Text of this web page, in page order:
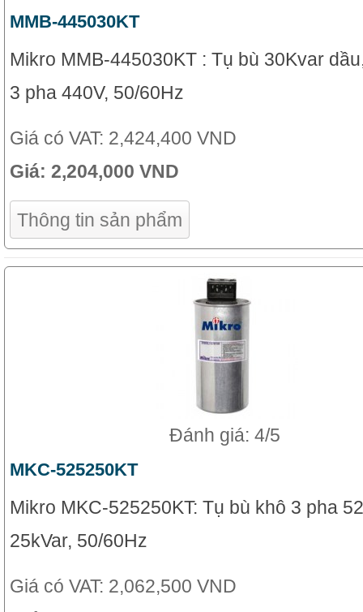
MMB-445030KT
Mikro MMB-445030KT : Tụ bù 30Kvar
3 pha 440V, 50/60Hz
Giá có VAT: 2,424,400 VND
Giá: 2,204,000 VND
Thông tin sản phẩm
Đánh giá: 4/5
MKC-525250KT
Mikro MKC-525250KT: Tụ bù khô 3 pha
25kVar, 50/60Hz
Giá có VAT: 2,062,500 VND